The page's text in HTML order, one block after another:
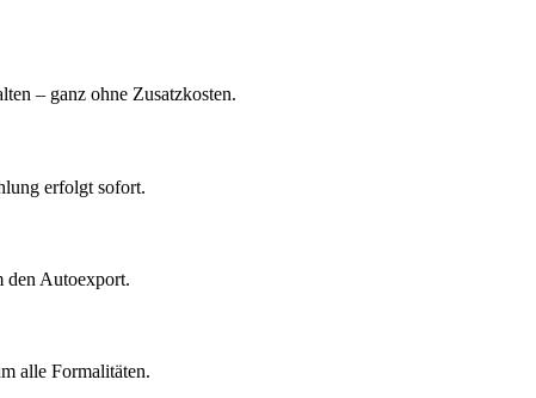
– ganz ohne Zusatzkosten.
erfolgt sofort.
den Autoexport.
alle Formalitäten.